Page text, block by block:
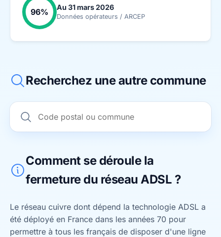
96% Au 31 mars 2026
Données opérateurs / ARCEP
Recherchez une autre commune
Comment se déroule la
fermeture du réseau ADSL ?
Le réseau cuivre dont dépend la technologie ADSL a
été déployé en France dans les années 70 pour
permettre à tous les français de disposer d'une ligne